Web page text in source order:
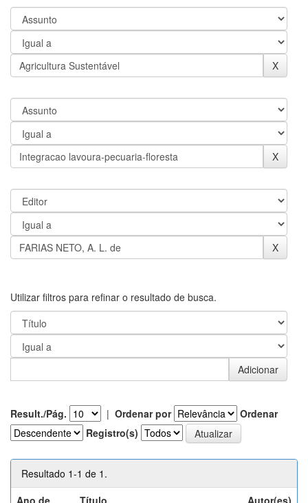
Utilizar filtros para refinar o resultado de busca.
Result./Pág. | Ordenar por
Ordenar
Registro(s)
Resultado 1-1 de 1.
Ano de
Título Autor(es)